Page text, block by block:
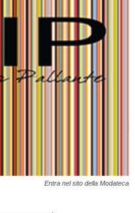
Entra nel sito della Modateca